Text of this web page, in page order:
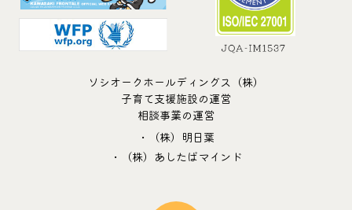
ソシオークホールディングス（株）
子育て支援施設の運営
相談事業の運営
・（株）明日葉
・（株）あしたばマインド